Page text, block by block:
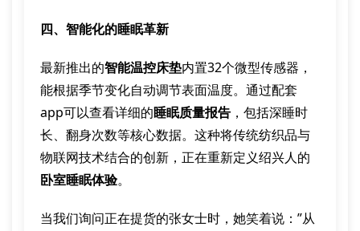
四、智能化的睡眠革新
最新推出的智能温控床垫内置32个微型传感器，
能根据季节变化自动调节表面温度。通过配套
app可以查看详细的睡眠质量报告 ，包括深睡时
长、翻身次数等核心数据。这种将传统纺织品与
物联网技术结合的创新，正在重新定义绍兴人的
卧室睡眠体验。
当我们询问正在提货的张女士时，她笑着说：”从